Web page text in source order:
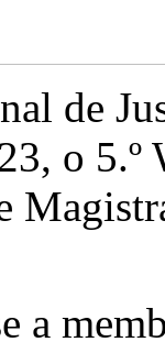
de
o
a